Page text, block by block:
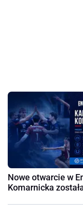
Nowe otwarcie w
Komarnicka